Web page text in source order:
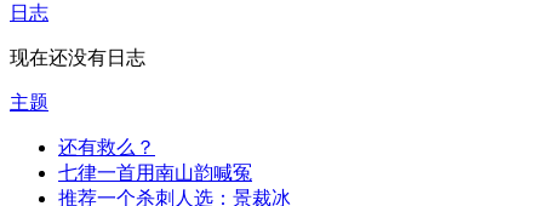
日志
现在还没有日志
主题
还有救么？
七律一首用南山韵喊冤
推荐一个杀刺人选：景裁冰